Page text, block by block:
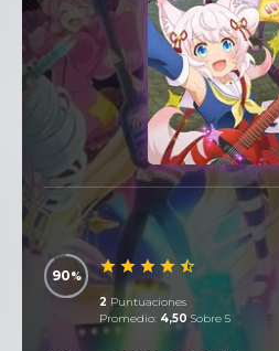
90
2 Puntuaciones
Promedio: 4,50Sobre 5